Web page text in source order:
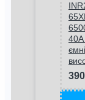
40A